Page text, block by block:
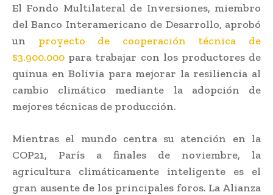
El Fondo Multilateral de Inversiones, miembro
del Banco Interamericano de Desarrollo, aprobó
un proyecto de cooperación técnica de
$3.900.000 para trabajar con los productores de
quinua en Bolivia para mejorar la resiliencia al
cambio climático mediante la adopción de
mejores técnicas de producción.
Mientras el mundo centra su atención en la
COP21, París a finales de noviembre, la
agricultura climáticamente inteligente es el
gran ausente de los principales foros. La Alianza